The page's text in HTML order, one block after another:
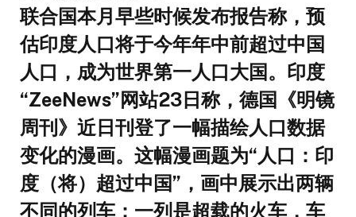
联合国本月早些时候发布报告称，预
估印度人口将于今年年中前超过中国
人口，成为世界第一人口大国。印度
“ZeeNews”网站23日称，德国《明镜
周刊》近日刊登了一幅描绘人口数据
变化的漫画。这幅漫画题为“人口：印
度（将）超过中国”，画中展示出两辆
不同的列车： 一列是超载的火车，车